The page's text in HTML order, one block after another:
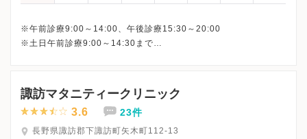
※午前診療9:00～14:00、午後診療15:30～20:00
※土日午前診療9:00～14:30まで
平日午後：19:30
土日： 14:00
諏訪マタニティークリニック
3.6 23件
長野県諏訪郡下諏訪町矢木町112-13